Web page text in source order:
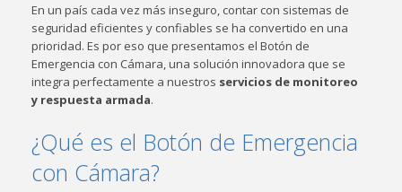
En un país cada vez más inseguro, contar con sistemas de
seguridad eficientes y confiables se ha convertido en una
prioridad. Es por eso que presentamos el Botón de
Emergencia con Cámara, una solución innovadora que se
integra perfectamente a nuestros servicios de monitoreo
y respuesta armada.
¿Qué es el Botón de Emergencia
con Cámara?